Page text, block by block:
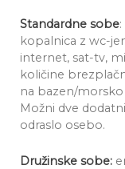
Standardne sobe
kopalnica z wc-
internet, sat-tv,
količine
na bazen/
Možni dve
odraslo osebo.
Družinske sobe: